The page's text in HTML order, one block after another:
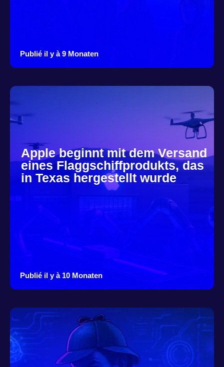
Publié il y à 9 Monaten
Apple beginnt mit dem Versand
eines Flaggschiffprodukts, das
in Texas hergestellt wurde
Publié il y à 10 Monaten